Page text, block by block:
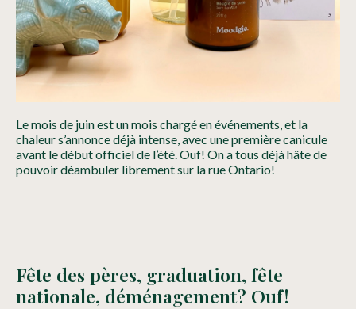
Le mois de juin est un mois chargé en événements, et la
chaleur s’annonce déjà intense, avec une première canicule
avant le début officiel de l’été. Ouf! On a tous déjà hâte de
pouvoir déambuler librement sur la rue Ontario!
Fête des pères, graduation, fête
nationale, déménagement? Ouf!